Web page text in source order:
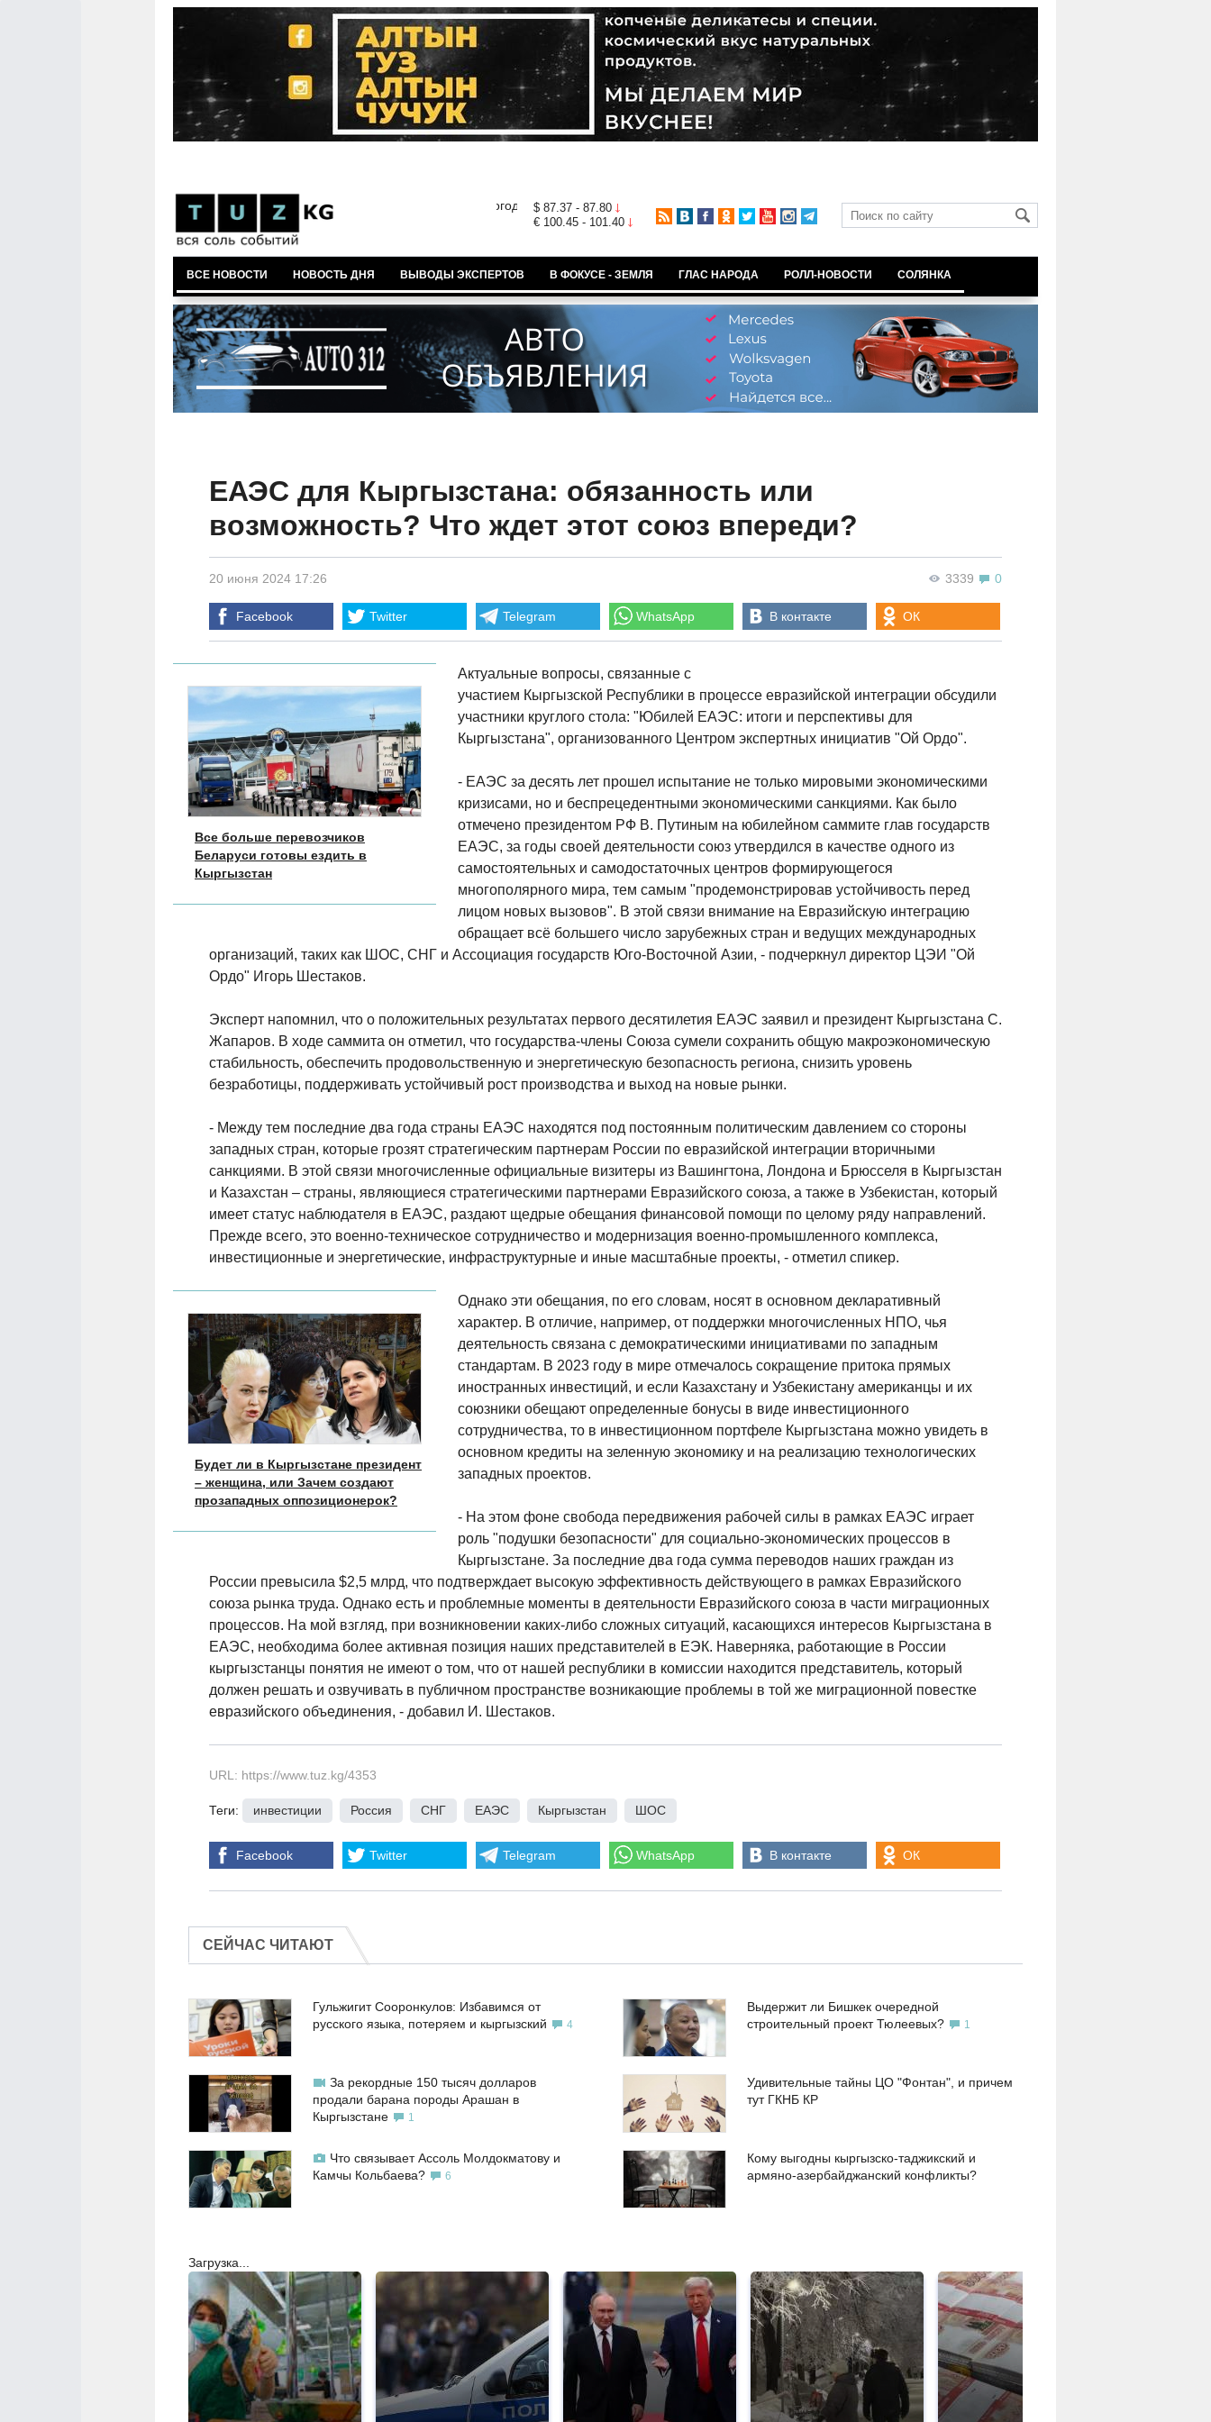
$ 87.37 - 87.80
€ 100.45 - 101.40
ВСЕ НОВОСТИ НОВОСТЬ ДНЯ ВЫВОДЫ ЭКСПЕРТОВ В ФОКУСЕ - ЗЕМЛЯ ГЛАС НАРОДА РОЛЛ-НОВОСТИ СОЛЯНКА
ЕАЭС для Кыргызстана: обязанность или
возможность? Что ждет этот союз впереди?
3339 0
20 июня 2024 17:26
Facebook Twitter Telegram WhatsApp В контакте ОК
Все больше перевозчиков
Беларуси готовы ездить в
Кыргызстан
Актуальные вопросы, связанные с
участием Кыргызской Республики в процессе евразийской интеграции обсудили
участники круглого стола: "Юбилей ЕАЭС: итоги и перспективы для
Кыргызстана", организованного Центром экспертных инициатив "Ой Ордо".
- ЕАЭС за десять лет прошел испытание не только мировыми экономическими
кризисами, но и беспрецедентными экономическими санкциями. Как было
отмечено президентом РФ В. Путиным на юбилейном саммите глав государств
ЕАЭС, за годы своей деятельности союз утвердился в качестве одного из
самостоятельных и самодостаточных центров формирующегося
многополярного мира, тем самым "продемонстрировав устойчивость перед
лицом новых вызовов". В этой связи внимание на Евразийскую интеграцию
обращает всё большего число зарубежных стран и ведущих международных
организаций, таких как ШОС, СНГ и Ассоциация государств Юго-Восточной Азии, - подчеркнул директор ЦЭИ "Ой
Ордо" Игорь Шестаков.
Эксперт напомнил, что о положительных результатах первого десятилетия ЕАЭС заявил и президент Кыргызстана С.
Жапаров. В ходе саммита он отметил, что государства-члены Союза сумели сохранить общую макроэкономическую
стабильность, обеспечить продовольственную и энергетическую безопасность региона, снизить уровень
безработицы, поддерживать устойчивый рост производства и выход на новые рынки.
- Между тем последние два года страны ЕАЭС находятся под постоянным политическим давлением со стороны
западных стран, которые грозят стратегическим партнерам России по евразийской интеграции вторичными
санкциями. В этой связи многочисленные официальные визитеры из Вашингтона, Лондона и Брюсселя в Кыргызстан
и Казахстан – страны, являющиеся стратегическими партнерами Евразийского союза, а также в Узбекистан, который
имеет статус наблюдателя в ЕАЭС, раздают щедрые обещания финансовой помощи по целому ряду направлений.
Прежде всего, это военно-техническое сотрудничество и модернизация военно-промышленного комплекса,
инвестиционные и энергетические, инфраструктурные и иные масштабные проекты, - отметил спикер.
Будет ли в Кыргызстане президент
– женщина, или Зачем создают
прозападных оппозиционерок?
Однако эти обещания, по его словам, носят в основном декларативный
характер. В отличие, например, от поддержки многочисленных НПО, чья
деятельность связана с демократическими инициативами по западным
стандартам. В 2023 году в мире отмечалось сокращение притока прямых
иностранных инвестиций, и если Казахстану и Узбекистану американцы и их
союзники обещают определенные бонусы в виде инвестиционного
сотрудничества, то в инвестиционном портфеле Кыргызстана можно увидеть в
основном кредиты на зеленную экономику и на реализацию технологических
западных проектов.
- На этом фоне свобода передвижения рабочей силы в рамках ЕАЭС играет
роль "подушки безопасности" для социально-экономических процессов в
Кыргызстане. За последние два года сумма переводов наших граждан из
России превысила $2,5 млрд, что подтверждает высокую эффективность действующего в рамках Евразийского
союза рынка труда. Однако есть и проблемные моменты в деятельности Евразийского союза в части миграционных
процессов. На мой взгляд, при возникновении каких-либо сложных ситуаций, касающихся интересов Кыргызстана в
ЕАЭС, необходима более активная позиция наших представителей в ЕЭК. Наверняка, работающие в России
кыргызстанцы понятия не имеют о том, что от нашей республики в комиссии находится представитель, который
должен решать и озвучивать в публичном пространстве возникающие проблемы в той же миграционной повестке
евразийского объединения, - добавил И. Шестаков.
URL: https://www.tuz.kg/4353
Теги: инвестиции Россия СНГ ЕАЭС Кыргызстан ШОС
Facebook Twitter Telegram WhatsApp В контакте ОК
СЕЙЧАС ЧИТАЮТ
Гульжигит Сооронкулов: Избавимся от
русского языка, потеряем и кыргызский
4
Выдержит ли Бишкек очередной
строительный проект Тюлеевых?
1
За рекордные 150 тысяч долларов
продали барана породы Арашан в
Кыргызстане
1
Удивительные тайны ЦО "Фонтан", и причем
тут ГКНБ КР
Что связывает Ассоль Молдокматову и
Камчы Кольбаева?
6
Кому выгодны кыргызско-таджикский и
армяно-азербайджанский конфликты?
Загрузка...